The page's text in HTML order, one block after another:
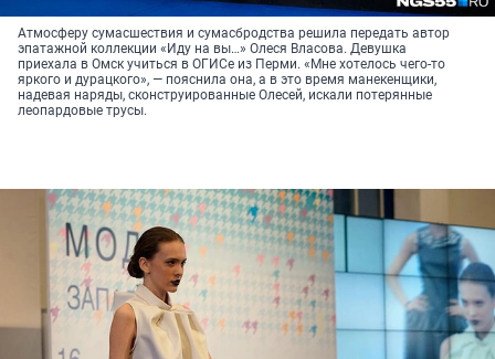
Атмосферу сумасшествия и сумасбродства решила передать автор
эпатажной коллекции «Иду на вы…» Олеся Власова. Девушка
приехала в Омск учиться в ОГИСе из Перми. «Мне хотелось чего-то
яркого и дурацкого», — пояснила она, а в это время манекенщики,
надевая наряды, сконструированные Олесей, искали потерянные
леопардовые трусы.